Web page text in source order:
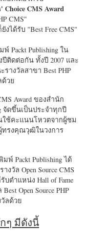
Choice CMS Award
CMS"
งได้รับ "Best Free CMS"
Packt Publishing ใน
งปีติดต่อกัน ทั้งปี 2007 และ
างวัลสาขา Best PHP
ด้วย
Award ของสำนัก
จัดขึ้นเป็นประจำทุกปี
ใช้คะแนนโหวตจากผู้ชม
ทรงคุณวุฒิในวงการ
พ์ Packt Publishing ได้
งวัล Open Source CMS
ตำแหน่ง Hall of Fame
Open Source PHP
ลด้วย
ๆ มีดังนี้